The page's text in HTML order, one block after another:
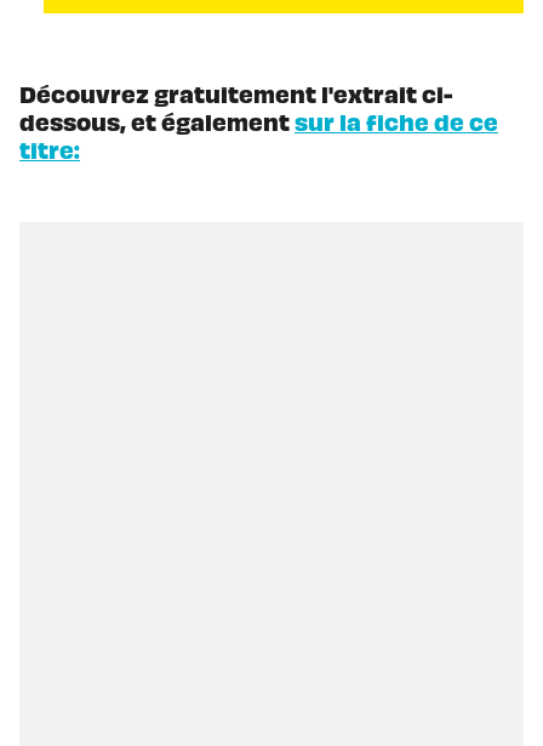
Découvrez gratuitement l'extrait ci-
dessous, et égalementsur la fiche de ce
titre: